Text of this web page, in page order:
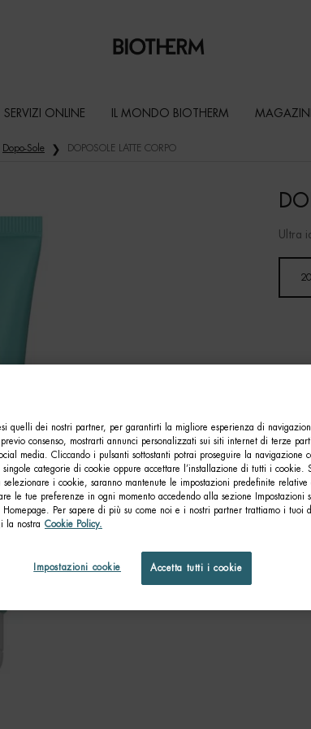
SERVIZI ONLINE IL MONDO BIOTHERM
Dopo-Sole DOPOSOLE LATTE CORPO
Ultra
quelli dei nostri partner, per garantirti la migliore esperienza di
consenso, mostrarti annunci personalizzati sui siti internet di terze
media. Cliccando i pulsanti sottostanti potrai proseguire la navigazione
singole categorie di cookie oppure accettare l’installazione di tutti i cookie.
selezionare i cookie, saranno mantenute le impostazioni predefinite relative
le tue preferenze in ogni momento accedendo alla sezione Impostazioni
Per sapere di più su come noi e i nostri partner trattiamo i tuoi
la nostra Cookie Policy.
Impostazioni cookie Accetta tutti i cookie